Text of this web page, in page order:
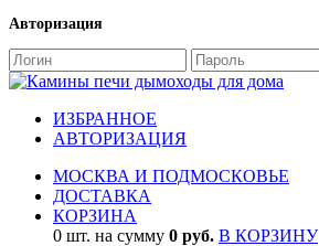
Авторизация
ИЗБРАННОЕ
АВТОРИЗАЦИЯ
МОСКВА И ПОДМОСКОВЬЕ
ДОСТАВКА
КОРЗИНА
0 шт. на сумму 0 руб. В КОРЗИНУ